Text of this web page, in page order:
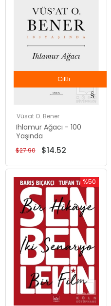
Vüsat O. Bener
Ihlamur Ağacı - 100
Yaşında
$14.52
$27.90
Ciltli
%50
İndirim
%50İndirim